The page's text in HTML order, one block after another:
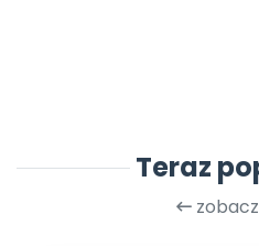
Teraz